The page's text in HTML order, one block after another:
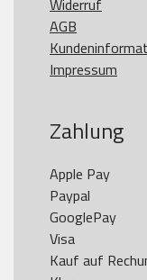
Widerruf
AGB
Impressum
Zahlung
Apple Pay
Paypal
GooglePay
Visa
Kauf auf